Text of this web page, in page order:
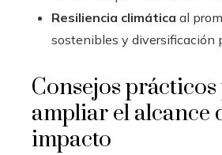
Resiliencia climática al
sostenibles y diversificación
Consejos
ampliar el alcance
impacto